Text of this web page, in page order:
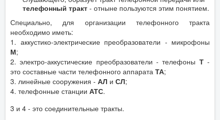
телефонный тракт - отныне пользуются этим понятием.
Специально, для организации телефонного тракта
необходимо иметь:
1. аккустико-электрические преобразователи - микрофоны
М;
2. электро-аккустические преобразователи - телефоны Т-
это составные части телефонного аппарата ТА;
3. линейные сооружения - АЛ и СЛ;
4. телефонные станции АТС.
3 и 4 - это соединительные тракты.